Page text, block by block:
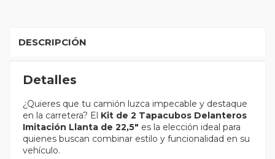
DESCRIPCIÓN
Detalles
¿Quieres que tu camión luzca impecable y destaque
en la carretera? El Kit de 2 Tapacubos Delanteros
Imitación Llanta de 22,5" es la elección ideal para
quienes buscan combinar estilo y funcionalidad en su
vehículo.